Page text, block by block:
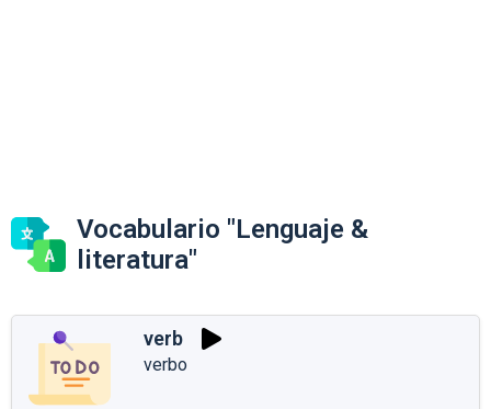
Vocabulario "Lenguaje &
literatura"
verb
verbo